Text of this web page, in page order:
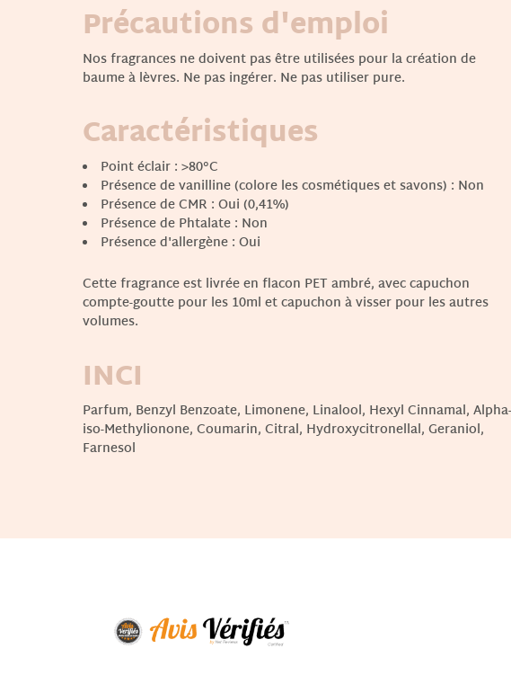
Précautions d'emploi
Nos fragrances ne doivent pas être utilisées pour la création de
baume à lèvres. Ne pas ingérer. Ne pas utiliser pure.
Caractéristiques
Point éclair : >80°C
Présence de vanilline (colore les cosmétiques et savons) : Non
Présence de CMR : Oui (0,41%)
Présence de Phtalate : Non
Présence d'allergène : Oui
Cette fragrance est livrée en flacon PET ambré, avec capuchon
compte-goutte pour les 10ml et capuchon à visser pour les autres
volumes.
INCI
Parfum, Benzyl Benzoate, Limonene, Linalool, Hexyl Cinnamal, Alpha-
iso-Methylionone, Coumarin, Citral, Hydroxycitronellal, Geraniol,
Farnesol